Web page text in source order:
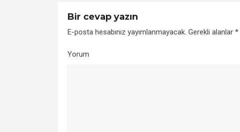
Bir cevap yazın
E-posta hesabınız yayımlanmayacak. Gerekli alanlar *
Yorum